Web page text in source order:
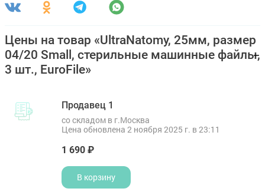
Цены на товар «UltraNatomy, 25мм, размер
04/20 Small, стерильные машинные файлы,
3 шт., EuroFile»
Продавец 1
со складом в г.Москва
Цена обновлена 2 ноября 2025 г. в 23:11
1 690 ₽
В корзину